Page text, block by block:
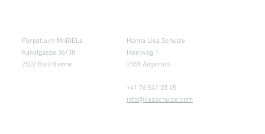
Perpetuum MoBIELe
Kanalgasse 36/38
2502 Biel/Bienne
Hanna Lisa Schulze
Inselweg 1
2558 Aegerten
+41 76 541 03 45
info@lisaschulze.com